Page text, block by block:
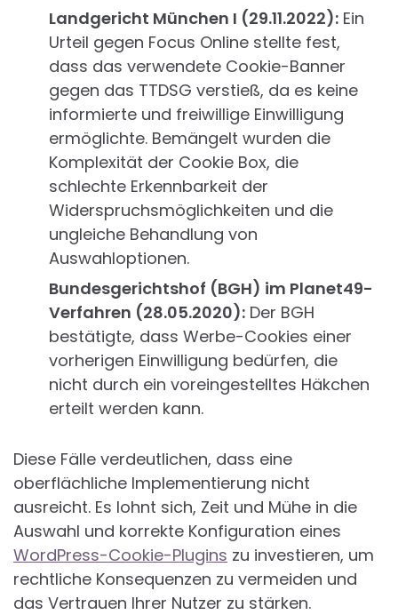
Landgericht München I (29.11.2022): Ein
Urteil gegen Focus Online stellte fest,
dass das verwendete Cookie-Banner
gegen das TTDSG verstieß, da es keine
informierte und freiwillige Einwilligung
ermöglichte. Bemängelt wurden die
Komplexität der Cookie Box, die
schlechte Erkennbarkeit der
Widerspruchsmöglichkeiten und die
ungleiche Behandlung von
Auswahloptionen.
Bundesgerichtshof (BGH) im Planet49-
Verfahren (28.05.2020): Der BGH
bestätigte, dass Werbe-Cookies einer
vorherigen Einwilligung bedürfen, die
nicht durch ein voreingestelltes Häkchen
erteilt werden kann.
Diese Fälle verdeutlichen, dass eine
oberflächliche Implementierung nicht
ausreicht. Es lohnt sich, Zeit und Mühe in die
Auswahl und korrekte Konfiguration eines
WordPress-Cookie-Plugins zu investieren, um
rechtliche Konsequenzen zu vermeiden und
das Vertrauen Ihrer Nutzer zu stärken.